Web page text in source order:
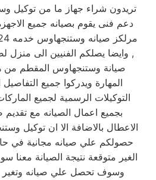
تريدون شراء جهاز ما من توكيل
دعم فنى يقوم بصيانه جميع
, وايضا يصلكم الفنيين الى منزل
صيانة وستنجهاوس المقطم
المهارة ويدركوا جميع
التوكيلات الرسمية لجميع
بجميع اعمال الصيانه مع
الاعطال بالاضافة الا ان توكيل
حصولكم علي صيانه مجانية في
الغير متوقعة نتيجة الصيانة
وسوف تحصل علي صيانه وتغير